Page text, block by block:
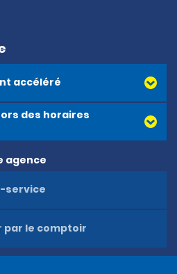
accéléré
des horaires
agence
service
par le comptoir